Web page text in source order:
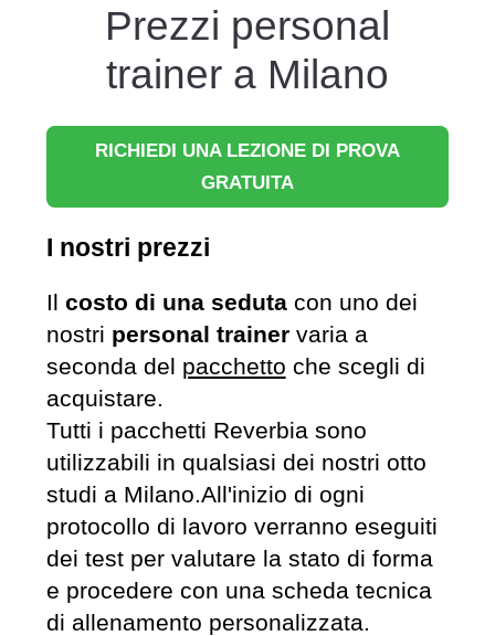
Prezzi personal
trainer a Milano
RICHIEDI UNA LEZIONE DI PROVA
GRATUITA
I nostri prezzi
Il costo di una sedutacon uno dei
nostri personal trainervaria a
seconda del pacchetto che scegli di
acquistare.
Tutti i pacchetti Reverbia sono
utilizzabili in qualsiasi dei nostri otto
studi a Milano.All'inizio di ogni
protocollo di lavoro verranno eseguiti
dei test per valutare la stato di forma
e procedere con una scheda tecnica
di allenamento personalizzata.